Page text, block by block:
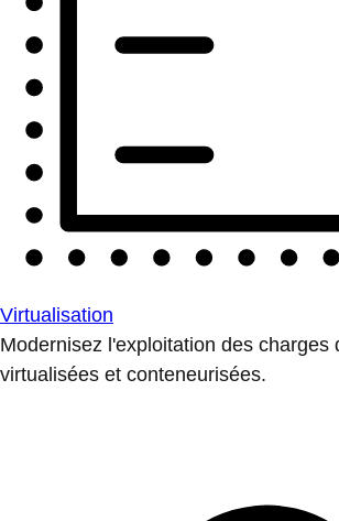
Virtualisation
Modernisez l'exploitation des charges
virtualisées et conteneurisées.